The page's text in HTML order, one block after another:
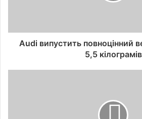
Audi випустить повноцінний
5,5 кілограмів